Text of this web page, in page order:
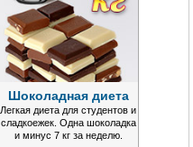
Шоколадная диета
Легкая диета для студентов и
сладкоежек. Одна шоколадка
и минус 7 кг за неделю.